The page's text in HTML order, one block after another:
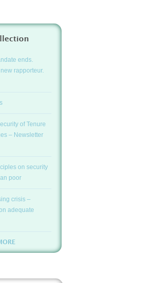
ends.
rapporteur.
of Tenure
– Newsletter
on security
poor
crisis –
adequate